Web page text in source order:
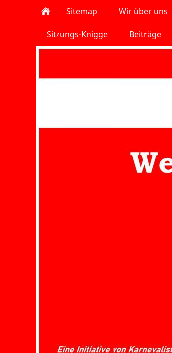
Sitemap Wir über uns
Sitzungs-Knigge Beiträge